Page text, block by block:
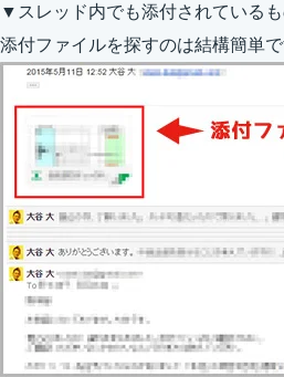
▼スレッド内でも添付されている
添付ファイルを探すのは結構簡単で